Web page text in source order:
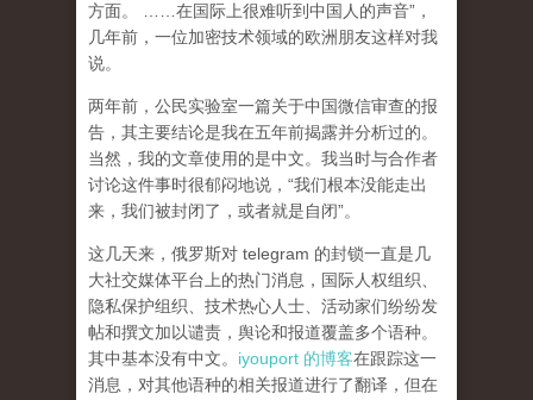
方面。 ……在国际上很难听到中国人的声音”，
几年前，一位加密技术领域的欧洲朋友这样对我
说。
两年前，公民实验室一篇关于中国微信审查的报
告，其主要结论是我在五年前揭露并分析过的。
当然，我的文章使用的是中文。我当时与合作者
讨论这件事时很郁闷地说，“我们根本没能走出
来，我们被封闭了，或者就是自闭”。
这几天来，俄罗斯对 telegram 的封锁一直是几
大社交媒体平台上的热门消息，国际人权组织、
隐私保护组织、技术热心人士、活动家们纷纷发
帖和撰文加以谴责，舆论和报道覆盖多个语种。
其中基本没有中文。 iyouport 的博客在跟踪这一
消息，对其他语种的相关报道进行了翻译，但在